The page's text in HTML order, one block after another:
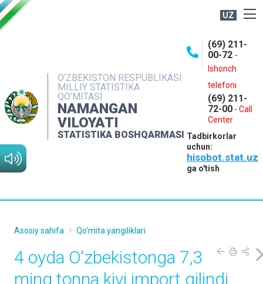
UZ
O‘ZBEKISTON RESPUBLIKASI
MILLIY STATISTIKA
QO‘MITASI
NAMANGAN
VILOYATI
STATISTIKA BOSHQARMASI
(69) 211-
00-72 -
Ishonch
telefoni
(69) 211-
72-00 - Call
Center
Tadbirkorlar
uchun:
hisobot.stat.uz
ga o'tish
NASHRLAR
INTERAKTIV XIZMATLAR
MATBUOT XIZMATI
MUROJAATLAR
Asosiy sahifa Qo'mita yangiliklari
4 oyda O‘zbekistonga 7,3
ming tonna kivi import qilindi